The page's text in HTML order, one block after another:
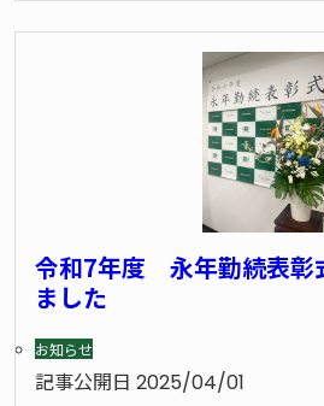
令和7年度 永年勤続表彰
ました
お知らせ
記事公開日 2025/04/01